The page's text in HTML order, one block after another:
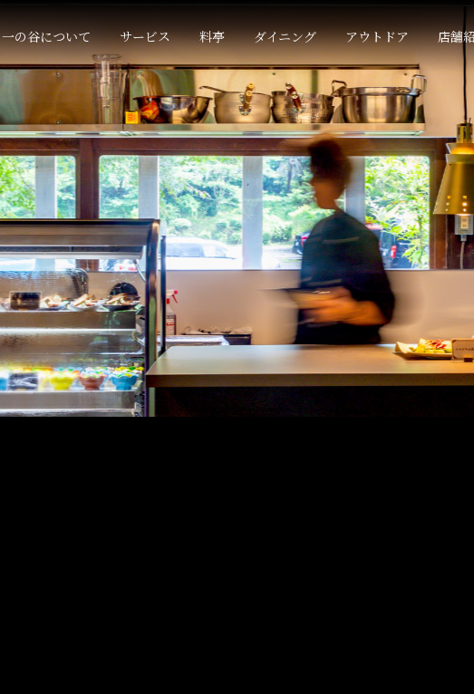
一の谷について サービス 料亭 ダイニング アウトドア 店舗